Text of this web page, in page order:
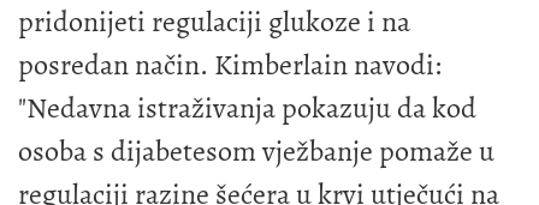
pridonijeti regulaciji glukoze i na
posredan način. Kimberlain navodi:
"Nedavna istraživanja pokazuju da kod
osoba s dijabetesom vježbanje pomaže u
regulaciji razine šećera u krvi utječući na